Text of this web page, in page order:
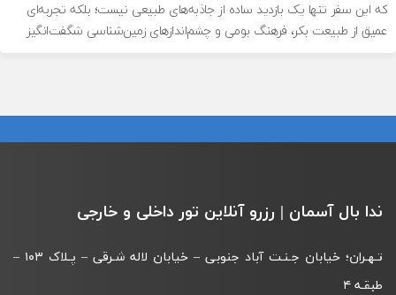
که این سفر تنها یک بازدید ساده از جاذبه‌های طبیعی نیست؛ بلکه تجربه‌ای
عمیق از طبیعت بکر، فرهنگ بومی و چشم‌اندازهای زمین‌شناسی شگفت‌انگیز
ندا بال آسمان | رزرو آنلاین تور داخلی و خارجی
تـهـران؛ خیابان جـنـت آباد جنوبی – خیابان لاله شـرقی – پـلاک ۱۰۳ –
طبقـه‌ ۴